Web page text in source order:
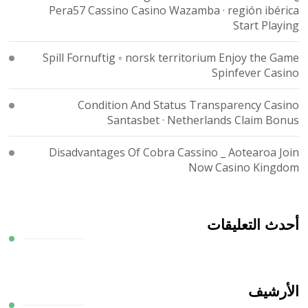
Pera57 Cassino Casino Wazamba · región ibérica
Start Playing
Spill Fornuftig ◦ norsk territorium Enjoy the Game
Spinfever Casino
Condition And Status Transparency Casino
Santasbet · Netherlands Claim Bonus
Disadvantages Of Cobra Cassino _ Aotearoa Join
Now Casino Kingdom
أحدث التعليقات
الأرشيف